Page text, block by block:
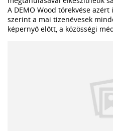
A DEMO Wood törekvése
szerint a mai tizenévesek
képernyő előtt, a közösségi